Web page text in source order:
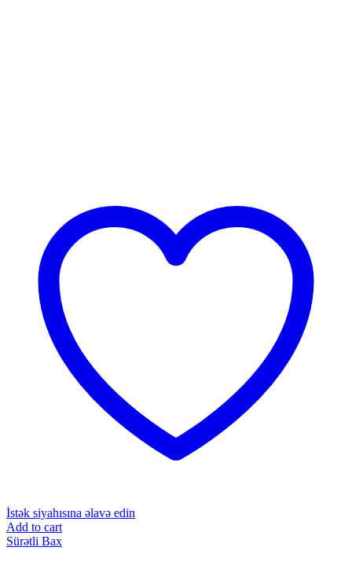
İstək siyahısına əlavə edin
Add to cart
Sürətli Bax